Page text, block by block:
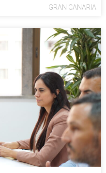
GRAN CANARIA